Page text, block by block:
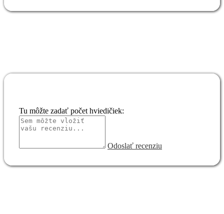
Tu môžte zadať počet hviedičiek:
Odoslať recenziu